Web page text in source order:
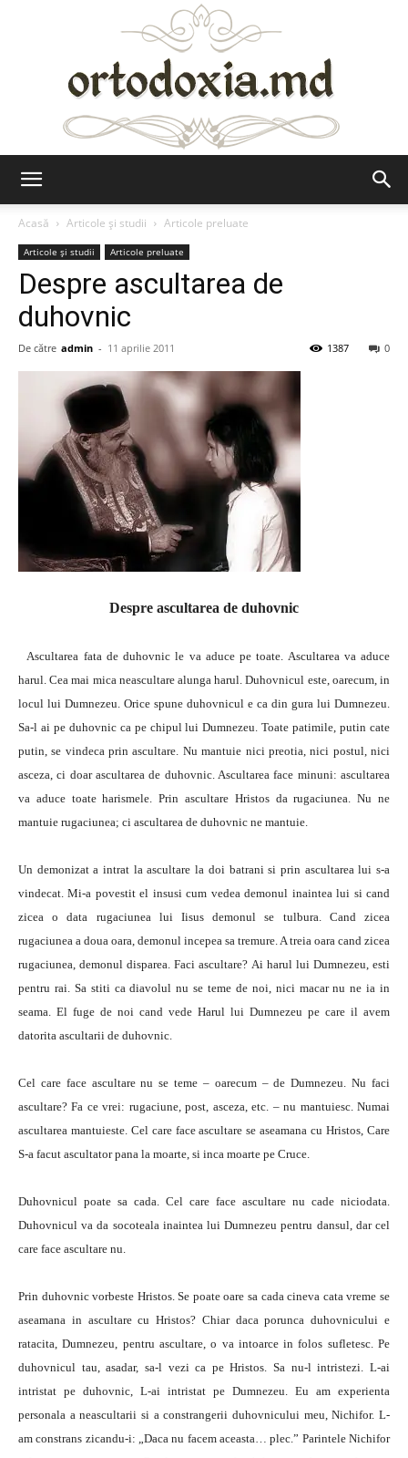
Acasă
Articole şi studii Articole preluate
Articole şi studii Articole preluate
Despre ascultarea de
duhovnic
De către admin - 11 aprilie 2011 0
1387
Despre ascultarea de duhovnic
Ascultarea fata de duhovnic le va aduce pe toate. Ascultarea va aduce
harul. Cea mai mica neascultare alunga harul. Duhovnicul este, oarecum, in
locul lui Dumnezeu. Orice spune duhovnicul e ca din gura lui Dumnezeu.
Sa-l ai pe duhovnic ca pe chipul lui Dumnezeu. Toate patimile, putin cate
putin, se vindeca prin ascultare. Nu mantuie nici preotia, nici postul, nici
asceza, ci doar ascultarea de duhovnic. Ascultarea face minuni: ascultarea
va aduce toate harismele. Prin ascultare Hristos da rugaciunea. Nu ne
mantuie rugaciunea; ci ascultarea de duhovnic ne mantuie.
Un demonizat a intrat la ascultare la doi batrani si prin ascultarea lui s-a
vindecat. Mi-a povestit el insusi cum vedea demonul inaintea lui si cand
zicea o data rugaciunea lui Iisus demonul se tulbura. Cand zicea
rugaciunea a doua oara, demonul incepea sa tremure. A treia oara cand zicea
rugaciunea, demonul disparea. Faci ascultare? Ai harul lui Dumnezeu, esti
pentru rai. Sa stiti ca diavolul nu se teme de noi, nici macar nu ne ia in
seama. El fuge de noi cand vede Harul lui Dumnezeu pe care il avem
datorita ascultarii de duhovnic.
Cel care face ascultare nu se teme – oarecum – de Dumnezeu. Nu faci
ascultare? Fa ce vrei: rugaciune, post, asceza, etc. – nu mantuiesc. Numai
ascultarea mantuieste. Cel care face ascultare se aseamana cu Hristos, Care
S-a facut ascultator pana la moarte, si inca moarte pe Cruce.
Duhovnicul poate sa cada. Cel care face ascultare nu cade niciodata.
Duhovnicul va da socoteala inaintea lui Dumnezeu pentru dansul, dar cel
care face ascultare nu.
Prin duhovnic vorbeste Hristos. Se poate oare sa cada cineva cata vreme se
aseamana in ascultare cu Hristos? Chiar daca porunca duhovnicului e
ratacita, Dumnezeu, pentru ascultare, o va intoarce in folos sufletesc. Pe
duhovnicul tau, asadar, sa-l vezi ca pe Hristos. Sa nu-l intristezi. L-ai
intristat pe duhovnic, L-ai intristat pe Dumnezeu. Eu am experienta
personala a neascultarii si a constrangerii duhovnicului meu, Nichifor. L-
am constrans zicandu-i: „Daca nu facem aceasta… plec.” Parintele Nichifor